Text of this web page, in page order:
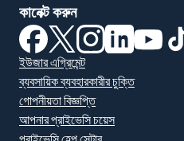
কানেক্ট করুন
(নতুন উইন্ডোতে খুলবে)
(নতুন উইন্ডোতে খুলবে)
(নতুন উইন্ডোতে
(নতুন (নতুন
ইউজার এগ্রিমেন্ট
ব্যবসায়িক ব্যবহারকারীর চুক্তি
গোপনীয়তা বিজ্ঞপ্তি
আপনার প্রাইভেসি চয়েস